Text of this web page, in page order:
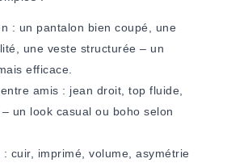
: un pantalon bien coupé, une
une veste structurée – un
efficace.
amis : jean droit, top fluide,
un look casual ou boho selon
: cuir, imprimé, volume, asymétrie